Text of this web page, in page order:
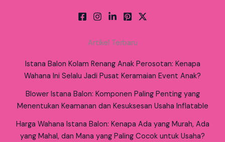
Artikel Terbaru
Istana Balon Kolam Renang Anak Perosotan: Kenapa
Wahana Ini Selalu Jadi Pusat Keramaian Event Anak?
Blower Istana Balon: Komponen Paling Penting yang
Menentukan Keamanan dan Kesuksesan Usaha Inflatable
Harga Wahana Istana Balon: Kenapa Ada yang Murah, Ada
yang Mahal, dan Mana yang Paling Cocok untuk Usaha?